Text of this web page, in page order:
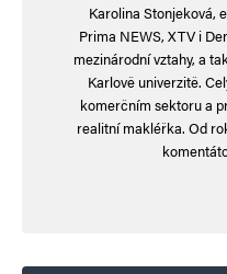
skutecnosti maji.
* Americke, atomove
Rusko SMRTELNYM
hrozbou. Rusko to
* Banderovci v roce
Karolina Stonjeková,
Prima NEWS, XTV i
mezinárodní vztahy, a
Karlově univerzitě.
komerčním sektoru a
realitní makléřka. Od